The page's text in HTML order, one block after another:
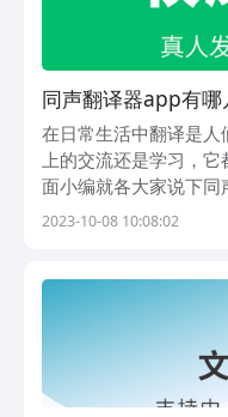
同声翻译器app有
在日常生活中翻译是
上的交流还是学习，
面小编就各大家说下
自己的工作和学习变得
2023-10-08 10:08:02